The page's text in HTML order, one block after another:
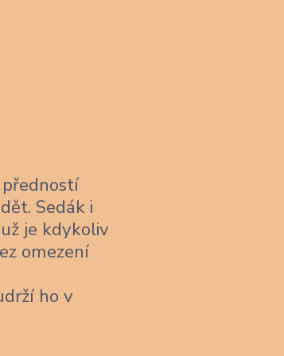
Sedák i
je kdykoliv
omezení
ho v